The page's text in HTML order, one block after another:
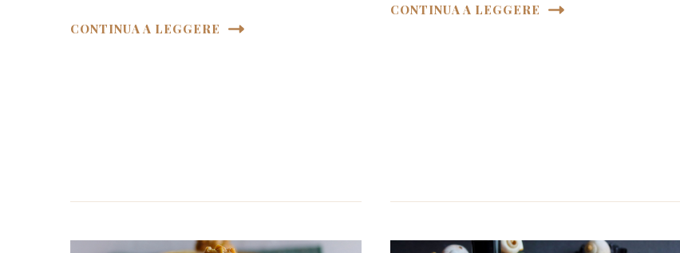
CONTINUA A LEGGERE
CONTINUA A LEGGERE